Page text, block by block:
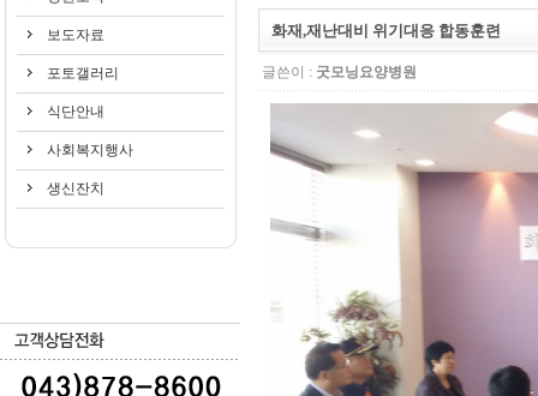
보도자료
포토갤러리
식단안내
사회복지행사
생신잔치
화재,재난대비 위기대응 합동훈련
글쓴이 : 굿모닝요양병원